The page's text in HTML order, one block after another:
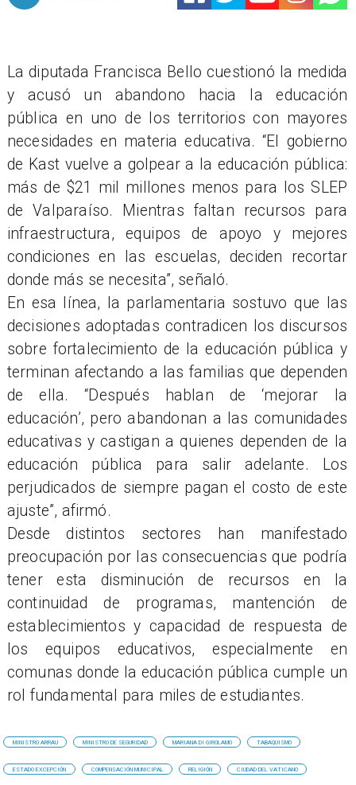
La diputada Francisca Bello cuestionó la medida
y acusó un abandono hacia la educación
pública en uno de los territorios con mayores
necesidades en materia educativa. “El gobierno
de Kast vuelve a golpear a la educación pública:
más de $21 mil millones menos para los SLEP
de Valparaíso. Mientras faltan recursos para
infraestructura, equipos de apoyo y mejores
condiciones en las escuelas, deciden recortar
donde más se necesita”, señaló.
En esa línea, la parlamentaria sostuvo que las
decisiones adoptadas contradicen los discursos
sobre fortalecimiento de la educación pública y
terminan afectando a las familias que dependen
de ella. “Después hablan de ‘mejorar la
educación’, pero abandonan a las comunidades
educativas y castigan a quienes dependen de la
educación pública para salir adelante. Los
perjudicados de siempre pagan el costo de este
ajuste”, afirmó.
Desde distintos sectores han manifestado
preocupación por las consecuencias que podría
tener esta disminución de recursos en la
continuidad de programas, mantención de
establecimientos y capacidad de respuesta de
los equipos educativos, especialmente en
comunas donde la educación pública cumple un
rol fundamental para miles de estudiantes.
MINISTRO ARRAU MINISTRO DE SEGURIDAD MARIANA DI GIROLAMO TABAQUISMO
ESTADO EXCEPCIÓN COMPENSACIÓN MUNICIPAL RELIGIÓN CIUDAD DEL VATICANO